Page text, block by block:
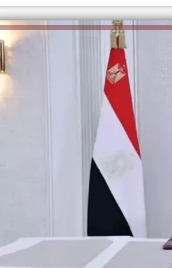
إلهام شرشر تكتب: دي مبقتش كورة..